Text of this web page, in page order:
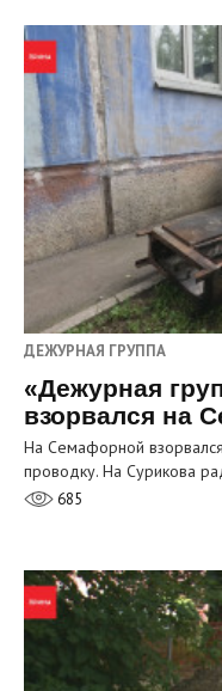
ДЕЖУРНАЯ ГРУППА
«Дежурная
взорвался на
На Семафорной
проводку. На Сурикова
685